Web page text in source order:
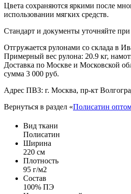
Цвета сохраняются яркими после
использовании мягких средств.
Стандарт и документы уточняйте при
Отгружается рулонами со склада в
Примерный вес рулона: 20.9 кг,
Доставка по Москве и Московской
сумма 3 000 руб.
Адрес ПВЗ: г. Москва, пр-кт
Вернуться в раздел «Полисатин
Вид ткани
Полисатин
Ширина
220 см
Плотность
95 г/м2
Состав
100% ПЭ